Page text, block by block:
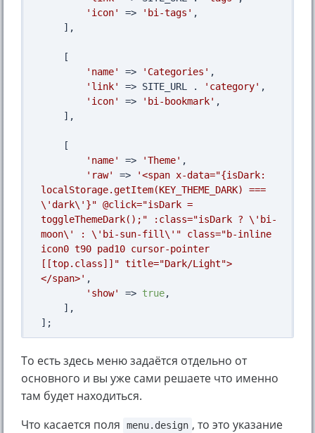
'icon'
=> 'bi-tags' ,
'name'
=> 'Categories' ,
'link'
=> SITE_URL . 'category' ,
'icon'
=> 'bi-bookmark' ,
'name'
=> 'Theme' ,
'raw'
=>
'<span x-data="{isDark:
localStorage.getItem(KEY_THEME_DARK) ===
\'dark\'}" @click="isDark =
toggleThemeDark();" :class="isDark ? \'bi-
moon\' : \'bi-sun-fill\'" class="b-inline
icon0 t90 pad10 cursor-pointer
[[top.class]]" title="Dark/Light">
</span>' ,
'show'
=> true,
То есть здесь меню задаётся отдельно от
основного и вы уже сами решаете что именно
там будет находиться.
Что касается поля
menu.design , то это указание